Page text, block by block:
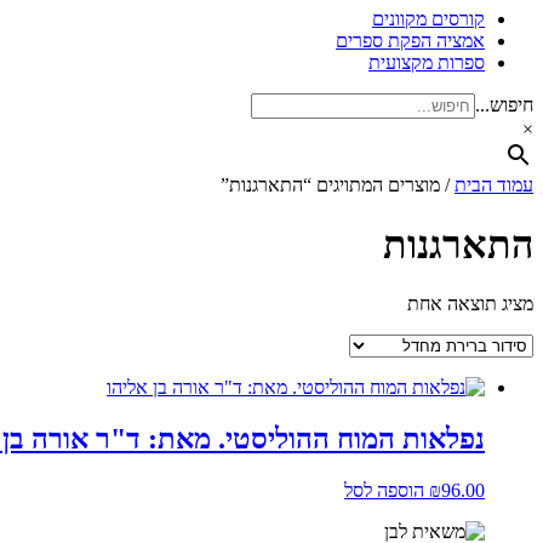
קורסים מקוונים
אמציה הפקת ספרים
ספרות מקצועית
חיפוש...
×
עמוד הבית/ מוצרים המתויגים “התארגנות”
התארגנות
מציג תוצאה אחת
נפלאות המוח ההוליסטי. מאת: ד"ר אורה בן
₪96.00 הוספה לסל